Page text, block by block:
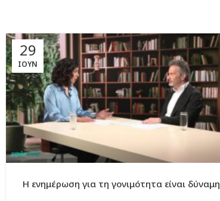
29
ΙΟΎΝ
Η ενημέρωση για τη γονιμότητα είναι δύναμη